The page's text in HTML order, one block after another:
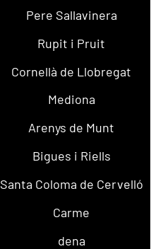
Pere Sallavinera
Rupit i Pruit
Cornellà de Llobregat
Mediona
Arenys de Munt
Bigues i Riells
Santa Coloma de Cervelló
Carme
dena